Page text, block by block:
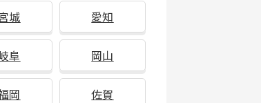
城 愛知
阜 岡山
岡 佐賀